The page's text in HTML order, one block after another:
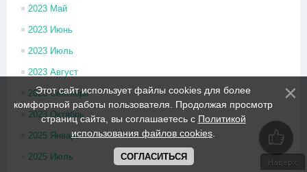
2023 Май
2023 Июнь
2023 Июль
2023 Август
2023 Сентябрь
2023 Октябрь
2025 Январь
2025 Июль
Этот сайт использует файлы cookies для более
комфортной работы пользователя. Продолжая просмотр
страниц сайта, вы соглашаетесь с Политикой
использования файлов cookies
СОГЛАСИТЬСЯ